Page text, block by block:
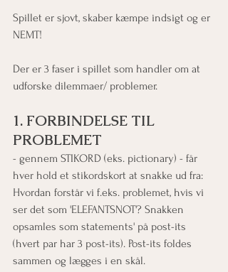
Spillet er sjovt, skaber kæmpe indsigt og er
NEMT!
Der er 3 faser i spillet som handler om at
udforske dilemmaer/ problemer.
1. FORBINDELSE TIL
PROBLEMET
- gennem STIKORD (eks. pictionary) - får
hver hold et stikordskort at snakke ud fra:
Hvordan forstår vi f.eks. problemet, hvis vi
ser det som 'ELEFANTSNOT'? Snakken
opsamles som statements' på post-its
(hvert par har 3 post-its). Post-its foldes
sammen og lægges i en skål.